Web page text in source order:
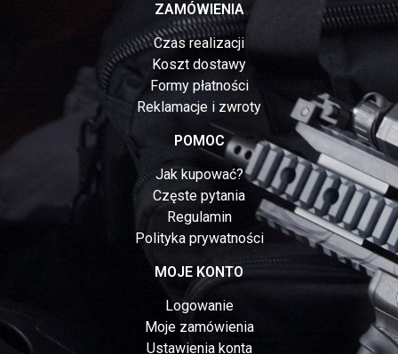
ZAMÓWIENIA
Czas realizacji
Koszt dostawy
Formy płatności
Reklamacje i zwroty
POMOC
Jak kupować?
Częste pytania
Regulamin
Polityka prywatności
MOJE KONTO
Logowanie
Moje zamówienia
Ustawienia konta